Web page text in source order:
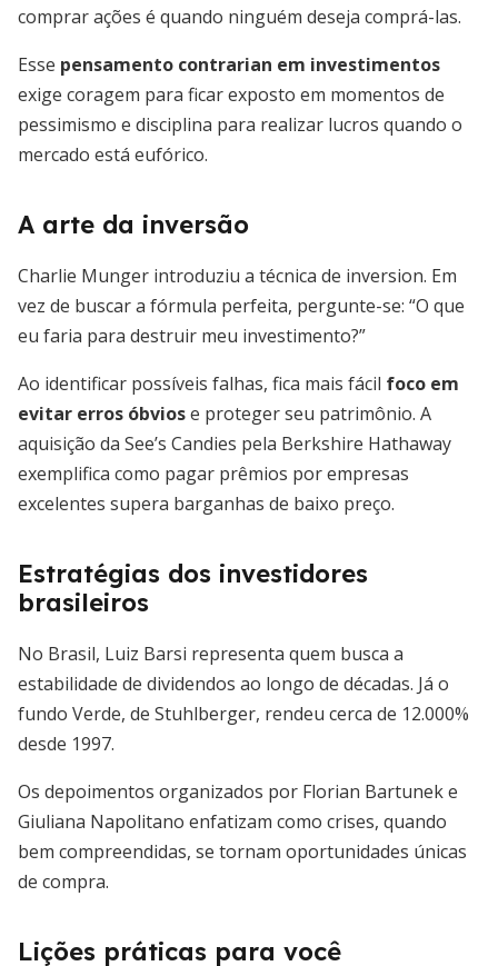
comprar ações é quando ninguém deseja comprá-las.
Esse pensamento contrarian em investimentos
exige coragem para ficar exposto em momentos de
pessimismo e disciplina para realizar lucros quando o
mercado está eufórico.
A arte da inversão
Charlie Munger introduziu a técnica de inversion. Em
vez de buscar a fórmula perfeita, pergunte-se: “O que
eu faria para destruir meu investimento?”
Ao identificar possíveis falhas, fica mais fácil foco em
evitar erros óbviose proteger seu patrimônio. A
aquisição da See’s Candies pela Berkshire Hathaway
exemplifica como pagar prêmios por empresas
excelentes supera barganhas de baixo preço.
Estratégias dos investidores
brasileiros
No Brasil, Luiz Barsi representa quem busca a
estabilidade de dividendos ao longo de décadas. Já o
fundo Verde, de Stuhlberger, rendeu cerca de 12.000%
desde 1997.
Os depoimentos organizados por Florian Bartunek e
Giuliana Napolitano enfatizam como crises, quando
bem compreendidas, se tornam oportunidades únicas
de compra.
Lições práticas para você